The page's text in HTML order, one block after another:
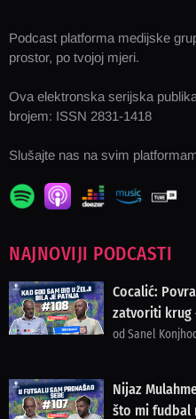
Podcast platforma medijske
prostor, po tvojoj mjeri.
Ova elektronska serijska
brojem: ISSN 2831-1418
Slušajte nas na svim
NAJNOVIJI PODCASTI
Cocalić:
zatvoriti krug
od Sanel
Nijaz
što mi fudbal